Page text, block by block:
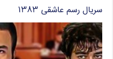
سریال رسم عاشقی ۱۳۸۳